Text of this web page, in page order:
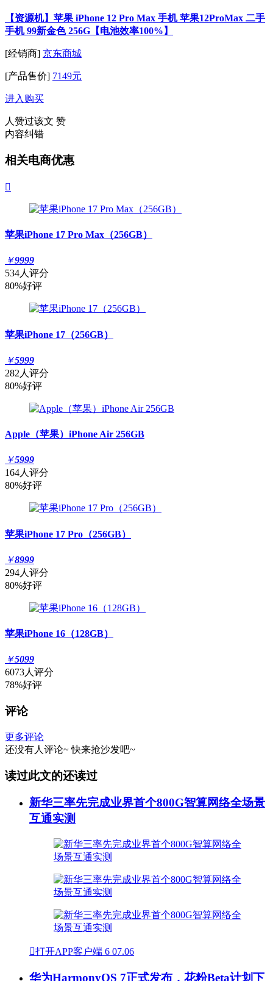
【资源机】苹果 iPhone 12 Pro Max 手机 苹果12ProMax 二手
手机 99新金色 256G【电池效率100%】
[经销商] 京东商城
[产品售价] 7149元
进入购买
人赞过该文 赞
内容纠错
相关电商优惠

苹果iPhone 17 Pro Max（256GB）
￥9999
534人评分
80%好评
苹果iPhone 17（256GB）
￥5999
282人评分
80%好评
Apple（苹果）iPhone Air 256GB
￥5999
164人评分
80%好评
苹果iPhone 17 Pro（256GB）
￥8999
294人评分
80%好评
苹果iPhone 16（128GB）
￥5099
6073人评分
78%好评
评论
更多评论
还没有人评论~ 快来抢沙发吧~
读过此文的还读过
新华三率先完成业界首个800G智算网络全场景
互通实测
打开APP客户端 6 07.06
华为HarmonyOS 7正式发布，花粉Beta计划下